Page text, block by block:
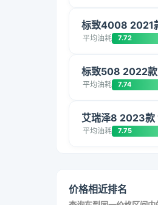
标致4008 2021
平均油耗 7.72
标致508 2022
平均油耗 7.74
艾瑞泽8 2023款
平均油耗 7.75
价格相近排名